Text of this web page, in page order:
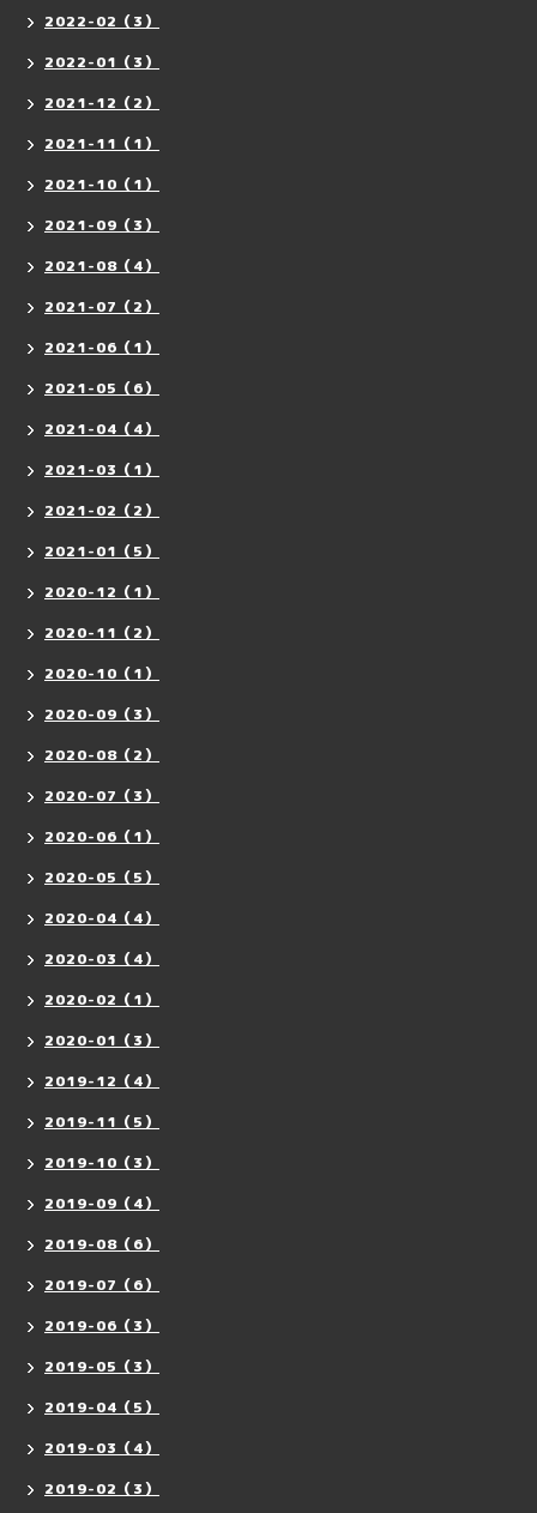
2022-02（3）
2022-01（3）
2021-12（2）
2021-11（1）
2021-10（1）
2021-09（3）
2021-08（4）
2021-07（2）
2021-06（1）
2021-05（6）
2021-04（4）
2021-03（1）
2021-02（2）
2021-01（5）
2020-12（1）
2020-11（2）
2020-10（1）
2020-09（3）
2020-08（2）
2020-07（3）
2020-06（1）
2020-05（5）
2020-04（4）
2020-03（4）
2020-02（1）
2020-01（3）
2019-12（4）
2019-11（5）
2019-10（3）
2019-09（4）
2019-08（6）
2019-07（6）
2019-06（3）
2019-05（3）
2019-04（5）
2019-03（4）
2019-02（3）